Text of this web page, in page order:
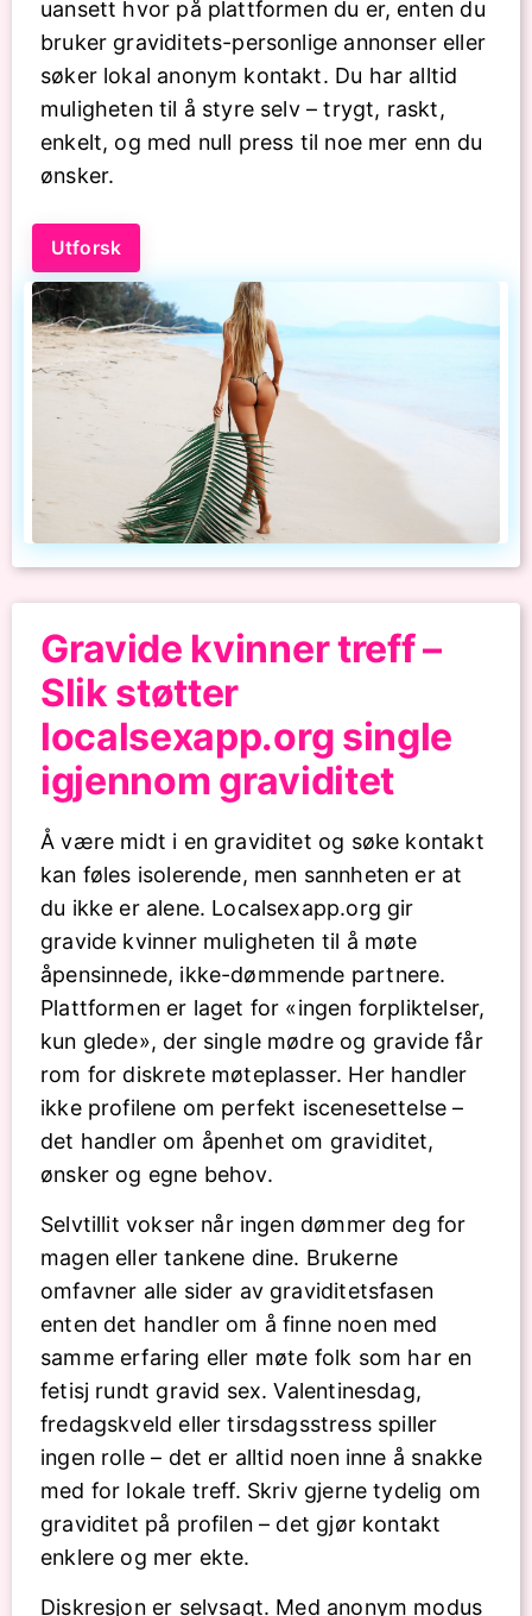
uansett hvor på plattformen du er, enten du
bruker graviditets-personlige annonser eller
søker lokal anonym kontakt. Du har alltid
muligheten til å styre selv – trygt, raskt,
enkelt, og med null press til noe mer enn du
ønsker.
Utforsk
Gravide kvinner treff –
Slik støtter
localsexapp.org single
igjennom graviditet
Å være midt i en graviditet og søke kontakt
kan føles isolerende, men sannheten er at
du ikke er alene. Localsexapp.org gir
gravide kvinner muligheten til å møte
åpensinnede, ikke-dømmende partnere.
Plattformen er laget for «ingen forpliktelser,
kun glede», der single mødre og gravide får
rom for diskrete møteplasser. Her handler
ikke profilene om perfekt iscenesettelse –
det handler om åpenhet om graviditet,
ønsker og egne behov.
Selvtillit vokser når ingen dømmer deg for
magen eller tankene dine. Brukerne
omfavner alle sider av graviditetsfasen
enten det handler om å finne noen med
samme erfaring eller møte folk som har en
fetisj rundt gravid sex. Valentinesdag,
fredagskveld eller tirsdagsstress spiller
ingen rolle – det er alltid noen inne å snakke
med for lokale treff. Skriv gjerne tydelig om
graviditet på profilen – det gjør kontakt
enklere og mer ekte.
Diskresjon er selvsagt. Med anonym modus